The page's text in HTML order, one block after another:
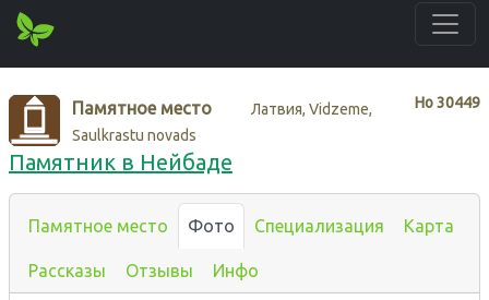
Нo30449
Памятное место
Латвия, Vidzeme,
Saulkrastu novads
Памятник в Нейбаде
Памятное место Фото Специализация Карта
Рассказы Отзывы Инфо